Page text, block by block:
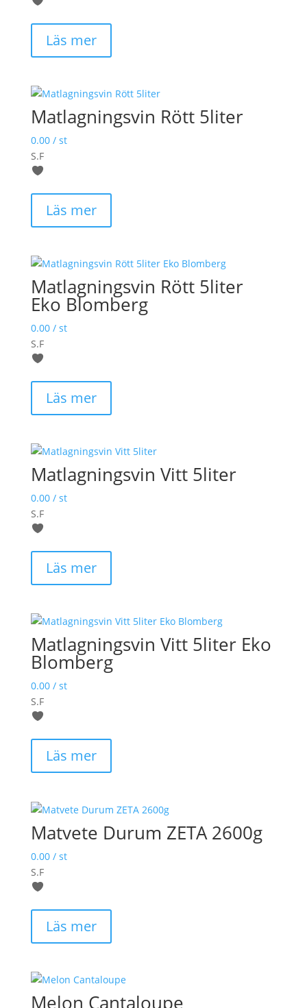
Läs mer
Matlagningsvin Rött 5liter
0.00/ st
S.F
Läs mer
Matlagningsvin Rött 5liter
Eko Blomberg
0.00/ st
S.F
Läs mer
Matlagningsvin Vitt 5liter
0.00/ st
S.F
Läs mer
Matlagningsvin Vitt 5liter Eko
Blomberg
0.00/ st
S.F
Läs mer
Matvete Durum ZETA 2600g
0.00/ st
S.F
Läs mer
Melon Cantaloupe